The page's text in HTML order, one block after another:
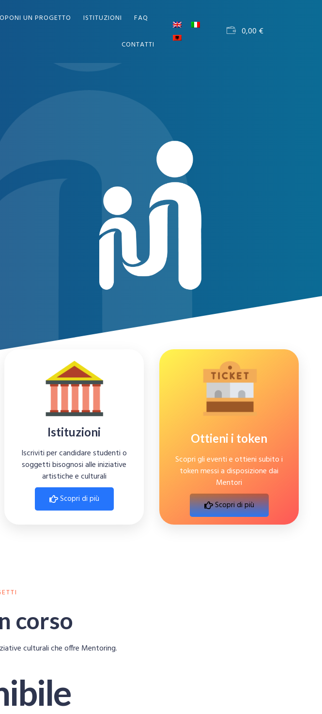
UN PROGETTO ISTITUZIONI FAQ
CONTATTI
0,00 €
Istituzioni
Iscriviti per candidare studenti o
soggetti bisognosi alle iniziative
artistiche e culturali
Scopri di più
Ottieni i token
Scopri gli eventi e ottieni subito i
token messi a disposizione dai
Mentori
Scopri di più
corso
culturali che offre Mentoring.